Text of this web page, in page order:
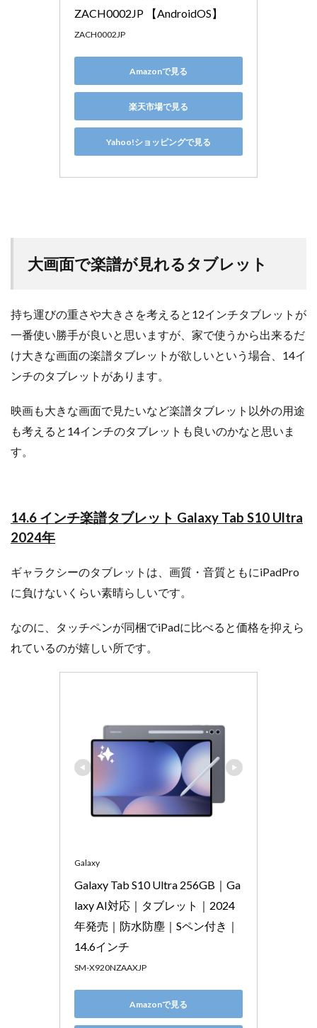
ZACH0002JP 【AndroidOS】
ZACH0002JP
Amazonで見る
楽天市場で見る
Yahoo!ショッピングで見る
大画面で楽譜が見れるタブレット
持ち運びの重さや大きさを考えると12インチタブレットが
一番使い勝手が良いと思いますが、家で使うから出来るだ
け大きな画面の楽譜タブレットが欲しいという場合、14イ
ンチのタブレットがあります。
映画も大きな画面で見たいなど楽譜タブレット以外の用途
も考えると14インチのタブレットも良いのかなと思いま
す。
14.6 インチ楽譜タブレット Galaxy Tab S10 Ultra
2024年
ギャラクシーのタブレットは、画質・音質ともにiPadPro
に負けないくらい素晴らしいです。
なのに、タッチペンが同梱でiPadに比べると価格を抑えら
れているのが嬉しい所です。
Galaxy
Galaxy Tab S10 Ultra 256GB｜Ga
laxy AI対応｜タブレット｜2024
年発売｜防水防塵｜Sペン付き｜
14.6インチ
SM-X920NZAAXJP
Amazonで見る